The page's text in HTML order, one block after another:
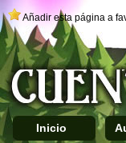
Añadir esta página a
Inicio